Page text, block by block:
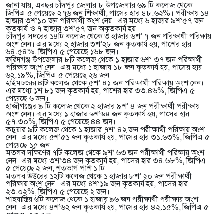
জানা যায়, এবছর চাঁদপুর জেলার ৮ উপজেলার ৬৯ টি কলেজ থেকে
জিপিএ ৫ পেয়েছে ২৭৬ জন শিক্ষার্থী, পাসের হার ৪৮.৬২%। পরীক্ষায় ১৪
হাজার ৩শ’১০ জন পরিক্ষার্থী অংশ নেয়। এর মধ্যে ৬ হাজার ৯শ’৫৭ জন
কৃতকার্য ও ৭ হাজার ৩শ’৫৭ জন অকৃতকার্য হয়।
চাঁদপুর সদরের ১৪টি কলেজ থেকে ৩ হাজার ৬শ’ ৭ জন পরিক্ষার্থী পরিক্ষায়
অংশ নেন। এর মধ্যে ২ হাজার ৩শ’২৮ জন কৃতকার্য হয়, পাশের হার
৬৪.৫৪%, জিপিএ ৫ পেয়েছে ১৬৮ জন।
ফরিদগঞ্জ উপজেলার ৮টি কলেজ থেকে ১ হাজার ৬শ’ ৩৭ জন পরিক্ষার্থী
পরিক্ষায় অংশ নেন। এর মধ্যে ১ হাজার ১৮ জন কৃতকার্য হয়, পাসের হার
৬২.১৯%, জিপিএ ৫ পেয়েছে ২৬ জন।
হাইমচরের ৪টি কলেজ থেকে ৫শ’ ৪১ জন পরিক্ষার্থী পরিক্ষায় অংশ নেন।
এর মধ্যে ১শ ৮১ জন কৃতকার্য হয়, পাশের হার ৩৩.৪৬%, জিপিএ ৫
পেয়েছে ৬ জন।
হাজীগঞ্জের ৯ টি কলেজ থেকে ২ হাজার ৯শ’ ৪ জন পরীক্ষার্থী পরীক্ষায়
অংশ নেন। এর মধ্যে ১ হাজার ৬শ’৬৪ জন কৃতকার্য হয়, পাসের হার
৫৭.৩০%, জিপিএ ৫ পেয়েছে ৪৪ জন।
কচুয়ার ৯টি কলেজ থেকে ১ হাজার ৭শ’ ৪২ জন পরীক্ষার্থী পরিক্ষায় অংশ
নেন। এর মধ্যে ৫শ’৫১ জন কৃতকার্য হয়, পাসের হার ৩১.৬৩%, জিপিএ ৫
পেয়েছে ১৫ জন।
মতলব দক্ষিণের ৭টি কলেজ থেকে ৯শ’ ৬৩ জন পরীক্ষার্থী পরিক্ষায় অংশ
নেন। এর মধ্যে ৩শ’৩৪ জন কৃতকার্য হয়, পাসের হার ৩৪.৬৮%, জিপিএ
৫ পেয়েছে ২ জন, শতভাগ পাশ ১ টি।
মতলব উত্তরের ১২টি কলেজ থেকে ১ হাজার ৮শ’ ২০ জন পরীক্ষার্থী
পরিক্ষায় অংশ নেন। এর মধ্যে ৪শ’১৯ জন কৃতকার্য হয়, পাসের হার
২৩.০২%, জিপিএ ৫ পেয়েছে ২ জন।
শাহরাস্তির ৬টি কলেজ থেকে ১ হাজার ৯৬ জন পরীক্ষার্থী পরীক্ষায় অংশ
নেন। এর মধ্যে ৪শ’৬২ জন কৃতকার্য হয়, পাসের হার ৪২.১৫%, জিপিএ ৫